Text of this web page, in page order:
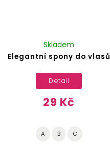
Elegantní spony do vlasů
Skladem
29 Kč
Detail
A B C